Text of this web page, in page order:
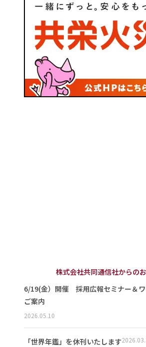
株式会社共同通信社からの
6/19(金）開催 採用広報セミナー＆
ご案内
2026.05.10
「世界年鑑」を休刊いたします